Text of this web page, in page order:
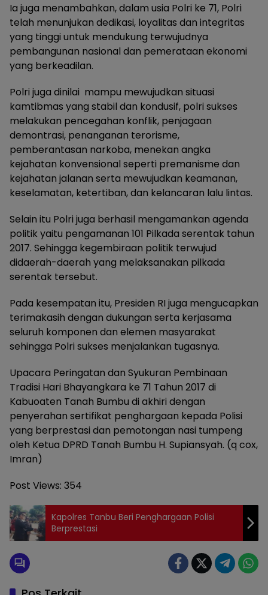
Ia juga menambahkan, dalam usia Polri ke 71, Polri
telah menunjukan dedikasi, loyalitas dan integritas
yang tinggi untuk mendukung terwujudnya
pembangunan nasional dan pemerataan ekonomi
yang berkeadilan.
Polri juga dinilai mampu mewujudkan situasi
kamtibmas yang stabil dan kondusif, polri sukses
melakukan pencegahan konflik, penjagaan
demontrasi, penanganan terorisme,
pemberantasan narkoba, menekan angka
kejahatan konvensional seperti premanisme dan
kejahatan jalanan serta mewujudkan keamanan,
keselamatan, ketertiban, dan kelancaran lalu lintas.
Selain itu Polri juga berhasil mengamankan agenda
politik yaitu pengamanan 101 Pilkada serentak tahun
2017. Sehingga kegembiraan politik terwujud
didaerah-daerah yang melaksanakan pilkada
serentak tersebut.
Pada kesempatan itu, Presiden RI juga mengucapkan
terimakasih dengan dukungan serta kerjasama
seluruh komponen dan elemen masyarakat
sehingga Polri sukses menjalankan tugasnya.
Upacara Peringatan dan Syukuran Pembinaan
Tradisi Hari Bhayangkara ke 71 Tahun 2017 di
Kabuoaten Tanah Bumbu di akhiri dengan
penyerahan sertifikat penghargaan kepada Polisi
yang berprestasi dan pemotongan nasi tumpeng
oleh Ketua DPRD Tanah Bumbu H. Supiansyah. (q cox,
Imran)
Post Views: 354
Kapolres Tanbu Beri Penghargaan Polisi
Berprestasi